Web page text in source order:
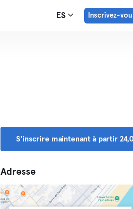
ES Inscrivez-
S'inscrire maintenant à partir
Adresse